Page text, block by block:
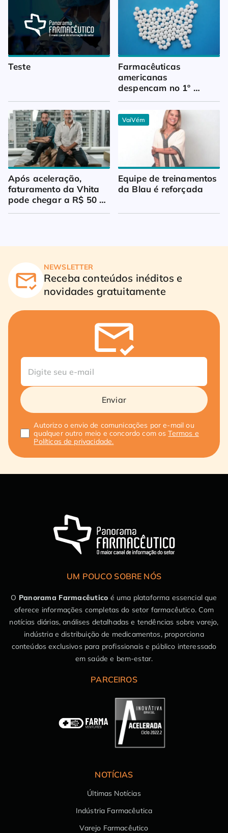
Teste
Farmacêuticas
americanas
despencam no 1º
Após aceleração,
faturamento da Vhita
pode chegar a R$ 50
VaiVém
Equipe de treinamentos
da Blau é reforçada
NEWSLETTER
Receba conteúdos inéditos e
novidades gratuitamente
Enviar
Autorizo o envio de comunicações por e-mail ou
qualquer outro meio e concordo com osTermos e
Políticas de privacidade.
UM POUCO SOBRE NÓS
O Panorama Farmacêutico é uma plataforma essencial que
oferece informações completas do setor farmacêutico. Com
notícias diárias, análises detalhadas e tendências sobre varejo,
indústria e distribuição de medicamentos, proporciona
conteúdos exclusivos para profissionais e público interessado
em saúde e bem-estar.
PARCEIROS
NOTÍCIAS
Últimas Notícias
Indústria Farmacêutica
Varejo Farmacêutico